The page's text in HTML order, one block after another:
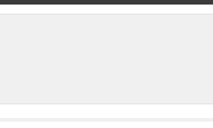
طرابزون سبور ينفي الحجز على مستحقات
الأهلي ينهي مرانه الأول فى معسكر